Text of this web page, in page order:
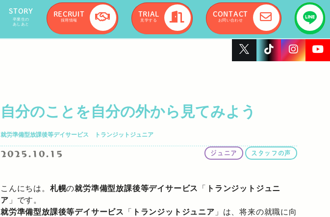
STORY
卒業生の
あしあと
RECRUIT
採用情報
TRIAL
見学する
CONTACT
お問い合わせ
自分のことを自分の外から見てみよう
就労準備型放課後等デイサービス トランジットジュニア
2025.10.15 ジュニア スタッフの声
こんにちは。 札幌の就労準備型放課後等デイサービス 「 トランジットジュニ
ア 」です。
就労準備型放課後等デイサービス 「 トランジットジュニア 」は、将来の就職に向